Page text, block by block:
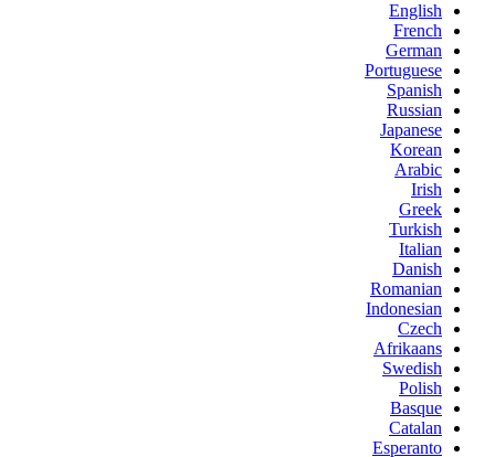
English
French
German
Portuguese
Spanish
Russian
Japanese
Korean
Arabic
Irish
Greek
Turkish
Italian
Danish
Romanian
Indonesian
Czech
Afrikaans
Swedish
Polish
Basque
Catalan
Esperanto